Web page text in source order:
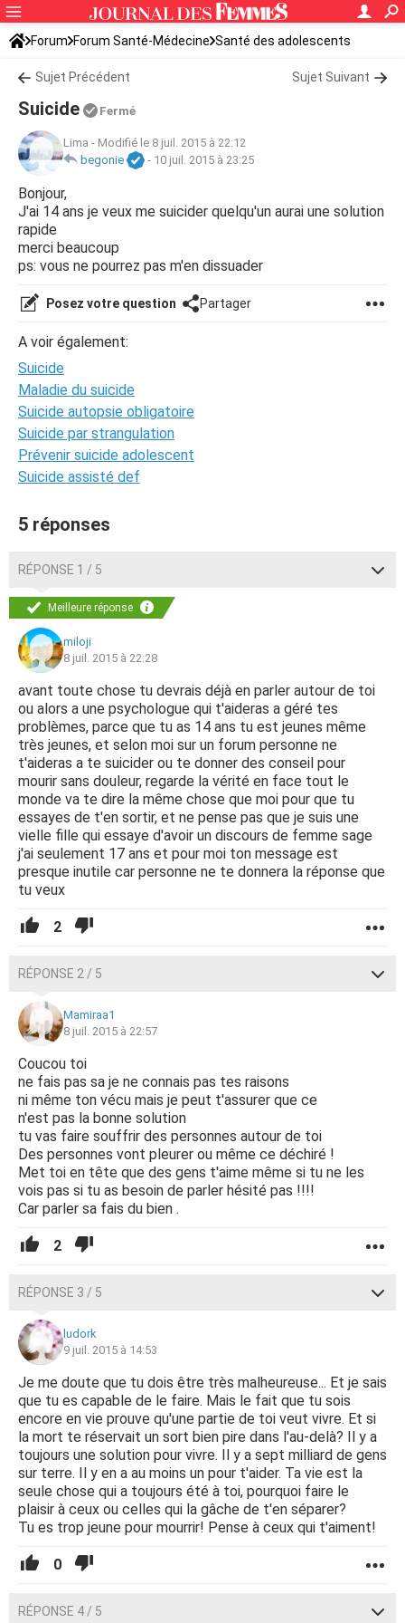
Forum Forum Santé-Médecine Santé des adolescents
Sujet Précédent Sujet Suivant
Suicide Fermé
Lima - Modifié le 8 juil. 2015 à 22:12
begonie
- 10 juil. 2015 à 23:25
Bonjour,
J'ai 14 ans je veux me suicider quelqu'un aurai une solution
rapide
merci beaucoup
ps: vous ne pourrez pas m'en dissuader
Posez votre question Partager
A voir également:
Suicide
Maladie du suicide
Suicide autopsie obligatoire
Suicide par strangulation
Prévenir suicide adolescent
Suicide assisté def
5 réponses
RÉPONSE 1 / 5
Meilleure réponse
miloji
8 juil. 2015 à 22:28
avant toute chose tu devrais déjà en parler autour de toi
ou alors a une psychologue qui t'aideras a géré tes
problèmes, parce que tu as 14 ans tu est jeunes même
très jeunes, et selon moi sur un forum personne ne
t'aideras a te suicider ou te donner des conseil pour
mourir sans douleur, regarde la vérité en face tout le
monde va te dire la même chose que moi pour que tu
essayes de t'en sortir, et ne pense pas que je suis une
vielle fille qui essaye d'avoir un discours de femme sage
j'ai seulement 17 ans et pour moi ton message est
presque inutile car personne ne te donnera la réponse que
tu veux
2
RÉPONSE 2 / 5
Mamiraa1
8 juil. 2015 à 22:57
Coucou toi
ne fais pas sa je ne connais pas tes raisons
ni même ton vécu mais je peut t'assurer que ce
n'est pas la bonne solution
tu vas faire souffrir des personnes autour de toi
Des personnes vont pleurer ou même ce déchiré !
Met toi en tête que des gens t'aime même si tu ne les
vois pas si tu as besoin de parler hésité pas !!!!
Car parler sa fais du bien .
2
RÉPONSE 3 / 5
ludork
9 juil. 2015 à 14:53
Je me doute que tu dois être très malheureuse... Et je sais
que tu es capable de le faire. Mais le fait que tu sois
encore en vie prouve qu'une partie de toi veut vivre. Et si
la mort te réservait un sort bien pire dans l'au-delà? Il y a
toujours une solution pour vivre. Il y a sept milliard de gens
sur terre. Il y en a au moins un pour t'aider. Ta vie est la
seule chose qui a toujours été à toi, pourquoi faire le
plaisir à ceux ou celles qui la gâche de t'en séparer?
Tu es trop jeune pour mourrir! Pense à ceux qui t'aiment!
0
RÉPONSE 4 / 5